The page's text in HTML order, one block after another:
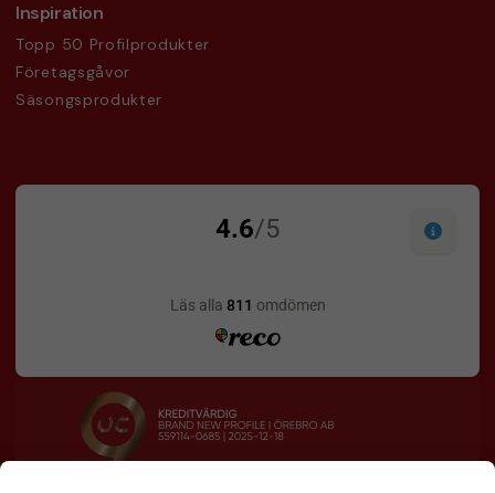
Inspiration
Topp 50 Profilprodukter
Företagsgåvor
Säsongsprodukter